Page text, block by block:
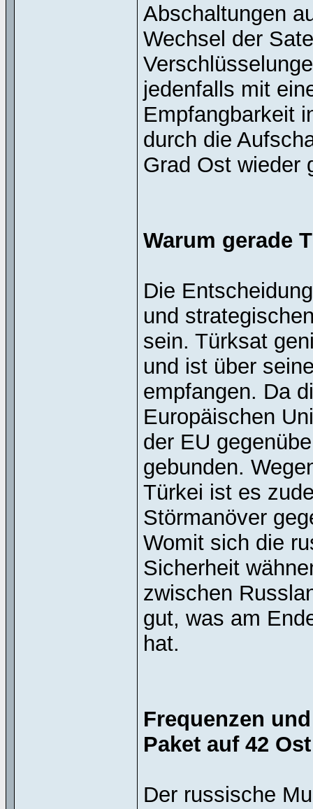
Abschaltungen
Wechsel der
jedenfalls mit
Empfangbarkeit
durch die
Grad Ost wieder
Warum gerade
Die
und
sein. Türksat
und ist über
empfangen. Da
Europäischen
der EU
gebunden.
Türkei ist es
Störmanöver
Womit sich die
Sicherheit
zwischen
gut, was am
hat.
Frequenzen
Paket auf 42
Der russische